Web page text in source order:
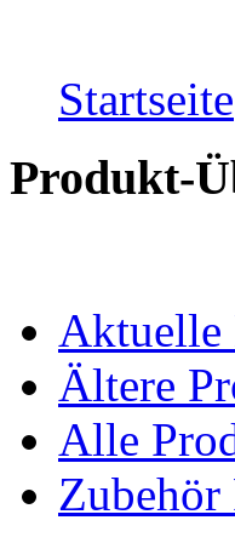
Startseite
Produkt-
Aktuelle
Ältere
Alle
Zubehör